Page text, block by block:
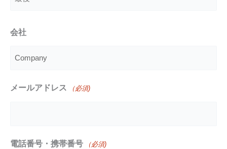
会社
メールアドレス （必須)
電話番号・携帯番号 （必須)